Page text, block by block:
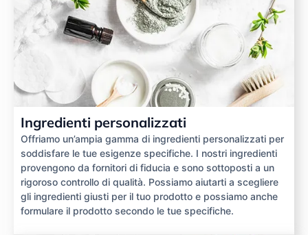
Ingredienti personalizzati
Offriamo un’ampia gamma di ingredienti personalizzati per
soddisfare le tue esigenze specifiche. I nostri ingredienti
provengono da fornitori di fiducia e sono sottoposti a un
rigoroso controllo di qualità. Possiamo aiutarti a scegliere
gli ingredienti giusti per il tuo prodotto e possiamo anche
formulare il prodotto secondo le tue specifiche.